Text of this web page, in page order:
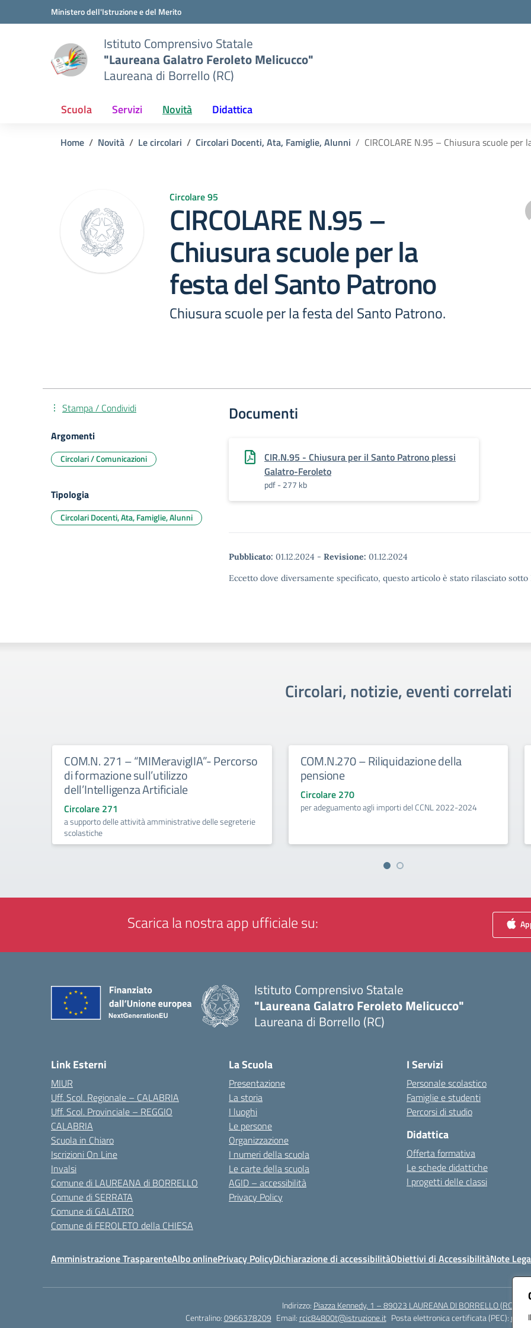
Vai ai contenuti
Vai al menu di navigazioneMinistero dell'Istruzione e del Merito
Istituto Comprensivo Statale
"Laureana Galatro Feroleto Melicucco"
Laureana di Borrello (RC)
Scuola Servizi Novità Didattica
Home Novità Le circolari Circolari Docenti, Ata, Famiglie, Alunni CIRCOLARE N.95 – Chiusura scuole per
Circolare 95
CIRCOLARE N.95 –
Chiusura scuole per la
festa del Santo Patrono
Chiusura scuole per la festa del Santo Patrono.
Documenti
CIR.N.95 - Chiusura per il Santo Patrono plessi
Galatro-Feroleto
pdf - 277 kb
Pubblicato: 01.12.2024 - Revisione: 01.12.2024
Eccetto dove diversamente specificato, questo articolo è stato rilasciato
Stampa / Condividi
Argomenti
Circolari / Comunicazioni
Tipologia
Circolari Docenti, Ata, Famiglie, Alunni
Circolari, notizie, eventi correlati
COM.N. 271 – “MIMeraviglIA”- Percorso
di formazione sull’utilizzo
dell’Intelligenza Artificiale
Circolare 271
a supporto delle attività amministrative delle segreterie
scolastiche
COM.N.270 – Riliquidazione della
pensione
Circolare 270
per adeguamento agli importi del CCNL 2022-2024
Scarica la nostra app ufficiale su:
Istituto Comprensivo Statale
"Laureana Galatro Feroleto Melicucco"
Laureana di Borrello (RC)
Link Esterni
MIUR
Uff. Scol. Regionale – CALABRIA
Uff. Scol. Provinciale – REGGIO
CALABRIA
Scuola in Chiaro
Iscrizioni On Line
Invalsi
Comune di LAUREANA di BORRELLO
Comune di SERRATA
Comune di GALATRO
Comune di FEROLETO della CHIESA
La Scuola
Presentazione
La storia
I luoghi
Le persone
Organizzazione
I numeri della scuola
Le carte della scuola
AGID – accessibilità
Privacy Policy
I Servizi
Personale scolastico
Famiglie e studenti
Percorsi di studio
Didattica
Offerta formativa
Le schede didattiche
I progetti delle classi
Amministrazione TrasparenteAlbo onlinePrivacy PolicyDichiarazione di accessibilitàObiettivi di AccessibilitàNote
Indirizzo: Piazza Kennedy, 1 – 89023 LAUREANA DI BORRELLO (RC)
Centralino:0966378209 Email: rcic84800t@istruzione.it Posta elettronica certificata (PEC):